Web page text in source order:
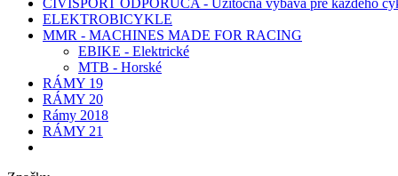
CIVISPORT ODPORÚČA - Užitočná výbava pre každého
ELEKTROBICYKLE
MMR - MACHINES MADE FOR RACING
EBIKE - Elektrické
MTB - Horské
RÁMY 19
RÁMY 20
Rámy 2018
RÁMY 21